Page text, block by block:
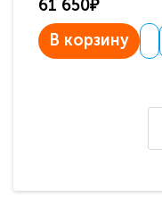
61 650₽
В корзину